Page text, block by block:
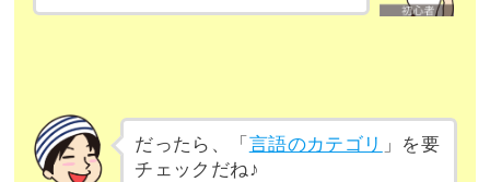
だったら、「 言語のカテゴリ 」を要
チェックだね♪